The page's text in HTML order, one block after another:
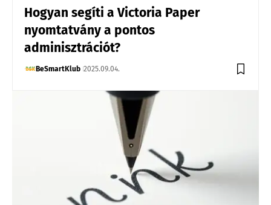
Hogyan segíti a Victoria Paper
nyomtatvány a pontos
adminisztrációt?
BeSmartKlub 2025.09.04.